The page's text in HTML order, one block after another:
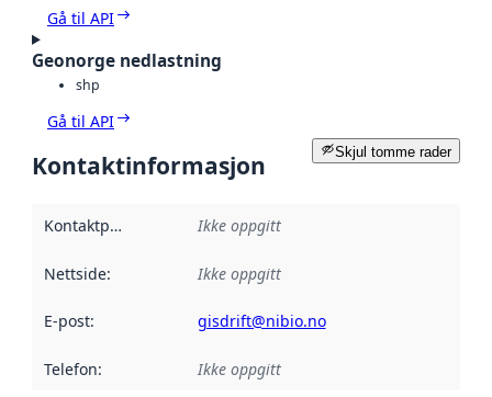
Gå til API
Geonorge nedlastning
shp
Gå til API
Skjul tomme rader
Kontaktinformasjon
Kontaktpunkt Ikke oppgitt
Nettside: Ikke oppgitt
E-post: gisdrift@nibio.no
Telefon: Ikke oppgitt